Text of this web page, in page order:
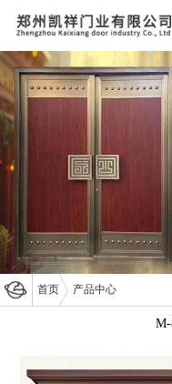
首页 产品中心